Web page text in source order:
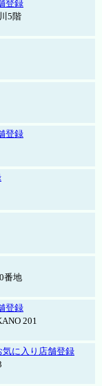
登録
5階
登録
番地
登録
201
気に入り店舗登録